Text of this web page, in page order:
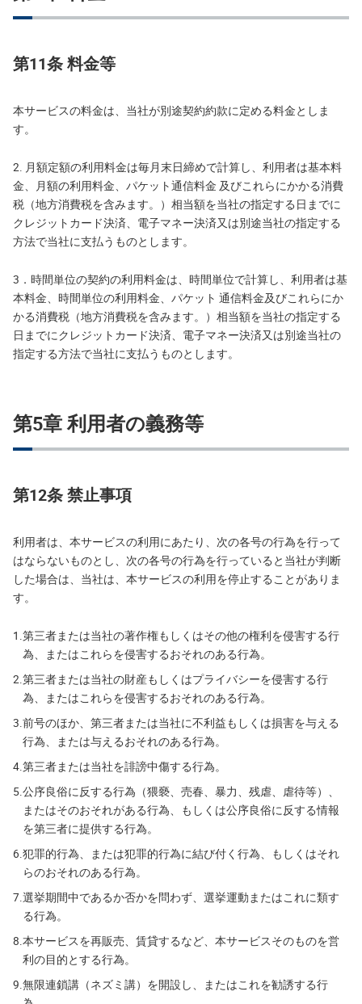
第11条 料金等
本サービスの料金は、当社が別途契約約款に定める料金としま
す。
2. 月額定額の利用料金は毎月末日締めで計算し、利用者は基本料
金、月額の利用料金、パケット通信料金 及びこれらにかかる消費
税（地方消費税を含みます。）相当額を当社の指定する日までに
クレジットカード決済、電子マネー決済又は別途当社の指定する
方法で当社に支払うものとします。
3．時間単位の契約の利用料金は、時間単位で計算し、利用者は基
本料金、時間単位の利用料金、パケット 通信料金及びこれらにか
かる消費税（地方消費税を含みます。）相当額を当社の指定する
日までにクレジットカード決済、電子マネー決済又は別途当社の
指定する方法で当社に支払うものとします。
第5章 利用者の義務等
第12条 禁止事項
利用者は、本サービスの利用にあたり、次の各号の行為を行って
はならないものとし、次の各号の行為を行っていると当社が判断
した場合は、当社は、本サービスの利用を停止することがありま
す。
1.第三者または当社の著作権もしくはその他の権利を侵害する行
為、またはこれらを侵害するおそれのある行為。
2.第三者または当社の財産もしくはプライバシーを侵害する行
為、またはこれらを侵害するおそれのある行為。
3.前号のほか、第三者または当社に不利益もしくは損害を与える
行為、または与えるおそれのある行為。
4.第三者または当社を誹謗中傷する行為。
5.公序良俗に反する行為（猥褻、売春、暴力、残虐、虐待等）、
またはそのおそれがある行為、もしくは公序良俗に反する情報
を第三者に提供する行為。
6.犯罪的行為、または犯罪的行為に結び付く行為、もしくはそれ
らのおそれのある行為。
7.選挙期間中であるか否かを問わず、選挙運動またはこれに類す
る行為。
8.本サービスを再販売、賃貸するなど、本サービスそのものを営
利の目的とする行為。
9.無限連鎖講（ネズミ講）を開設し、またはこれを勧誘する行